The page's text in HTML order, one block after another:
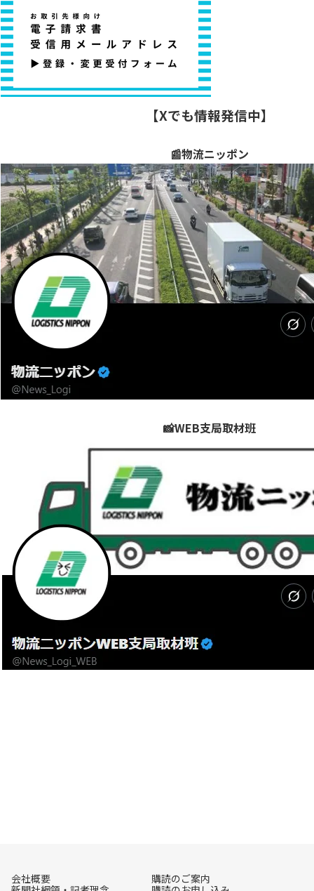
【Xでも情報発信中】
📰物流ニッポン
📸WEB支局取材班
会社概要
購読のご案内